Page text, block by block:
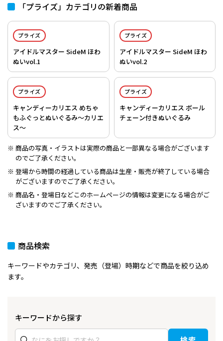
「プライズ」カテゴリの新着商品
プライズ
アイドルマスター SideM ほわ
ぬいvol.1
プライズ
アイドルマスター SideM ほわ
ぬいvol.2
プライズ
キャンディーカリエス めちゃ
もふぐっとぬいぐるみ～カリエ
ス～
プライズ
キャンディーカリエス ボール
チェーン付きぬいぐるみ
商品の写真・イラストは実際の商品と一部異なる場合がございます
のでご了承ください。
登場から時間の経過している商品は生産・販売が終了している場合
がございますのでご了承ください。
商品名・登場日などこのホームページの情報は変更になる場合がご
ざいますのでご了承ください。
商品検索
キーワードやカテゴリ、発売（登場）時期などで商品を絞り込め
ます。
キーワードから探す